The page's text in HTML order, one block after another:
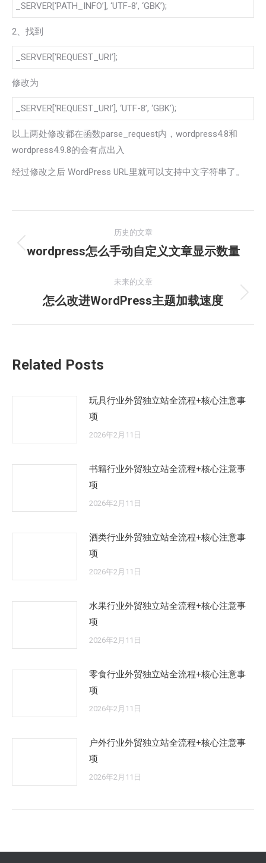
_SERVER[‘PATH_INFO’], ‘UTF-8’, ‘GBK’);
2、找到
_SERVER[‘REQUEST_URI’];
修改为
_SERVER[‘REQUEST_URI’], ‘UTF-8’, ‘GBK’);
以上两处修改都在函数parse_request内，wordpress4.8和
wordpress4.9.8的会有点出入
经过修改之后 WordPress URL里就可以支持中文字符串了。
章
历史的文章
历
的
文
wordpress怎么手动自定义文章显示数量
未来的文章
未
怎么改进WordPress主题加载速度
Related Posts
玩具行业外贸独立站全流程+核心注意事
项
2026年2月11日
书籍行业外贸独立站全流程+核心注意事
项
2026年2月11日
酒类行业外贸独立站全流程+核心注意事
项
2026年2月11日
水果行业外贸独立站全流程+核心注意事
项
2026年2月11日
零食行业外贸独立站全流程+核心注意事
项
2026年2月11日
户外行业外贸独立站全流程+核心注意事
项
2026年2月11日